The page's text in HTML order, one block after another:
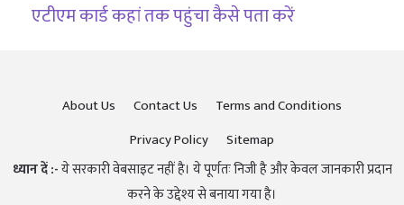
एटीएम कार्ड कहां तक पहुंचा कैसे पता करें
About Us Contact Us
Terms and Conditions
Privacy Policy
Sitemap
ध्यान दें :-ये सरकारी वेबसाइट नहीं है। ये पूर्णतः निजी है और केवल जानकारी प्रदान
करने के उद्देश्य से बनाया गया है।